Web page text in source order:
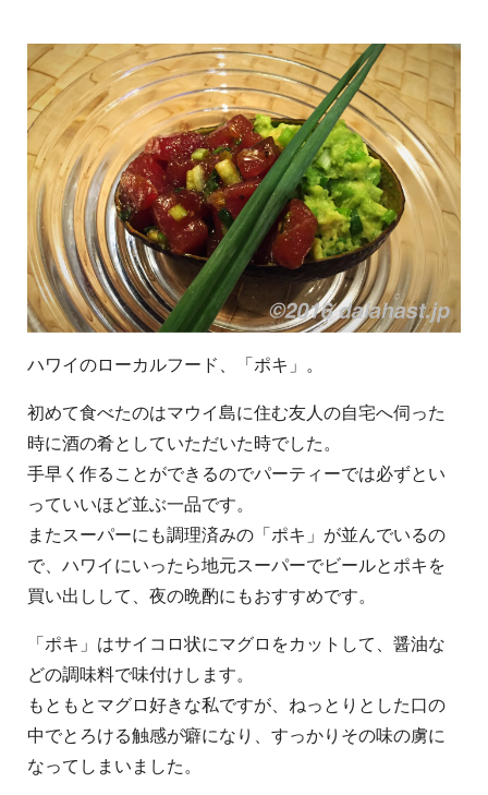
ハワイのローカルフード、「ポキ」。
初めて食べたのはマウイ島に住む友人の自宅へ伺った
時に酒の肴としていただいた時でした。
手早く作ることができるのでパーティーでは必ずとい
っていいほど並ぶ一品です。
またスーパーにも調理済みの「ポキ」が並んでいるの
で、ハワイにいったら地元スーパーでビールとポキを
買い出しして、夜の晩酌にもおすすめです。
「ポキ」はサイコロ状にマグロをカットして、醤油な
どの調味料で味付けします。
もともとマグロ好きな私ですが、ねっとりとした口の
中でとろける触感が癖になり、すっかりその味の虜に
なってしまいました。